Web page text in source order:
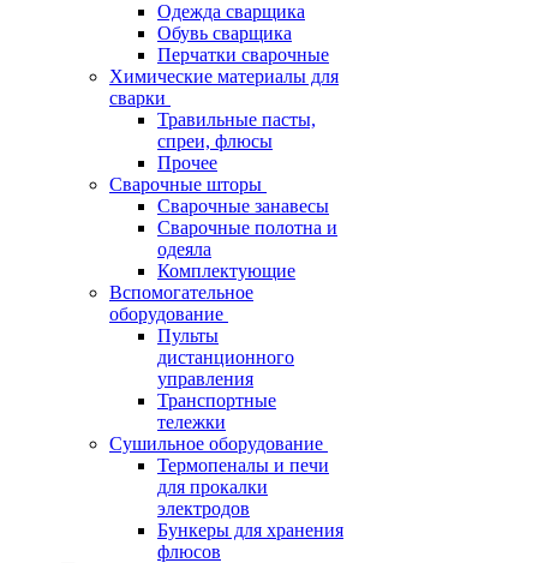
Одежда сварщика
Обувь сварщика
Перчатки сварочные
Химические материалы для
сварки
Травильные пасты,
спреи, флюсы
Прочее
Сварочные шторы
Сварочные занавесы
Сварочные полотна и
одеяла
Комплектующие
Вспомогательное
оборудование
Пульты
дистанционного
управления
Транспортные
тележки
Сушильное оборудование
Термопеналы и печи
для прокалки
электродов
Бункеры для хранения
флюсов